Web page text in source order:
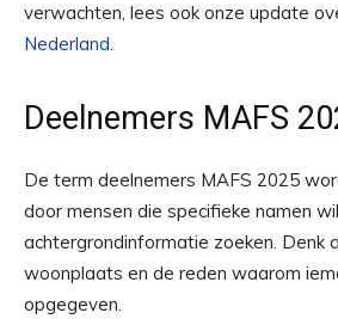
verwachten, lees ook onze update
Nederland.
Deelnemers MAFS
De term deelnemers MAFS 2025
door mensen die specifieke namen
achtergrondinformatie zoeken. Denk
woonplaats en de reden waarom
opgegeven.